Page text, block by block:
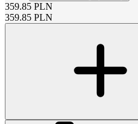
359.85 PLN
359.85 PLN